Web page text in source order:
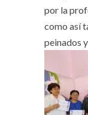
por la
como así
peinados